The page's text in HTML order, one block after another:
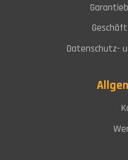
Datenschutz-